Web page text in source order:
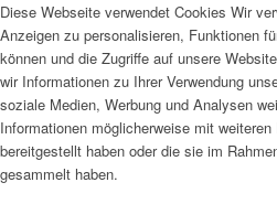
Diese Webseite verwendet Cookies Wir
Anzeigen zu personalisieren, Funktionen
können und die Zugriffe auf unsere
wir Informationen zu Ihrer Verwendung
soziale Medien, Werbung und Analysen
Informationen möglicherweise mit
bereitgestellt haben oder die sie im
gesammelt haben.